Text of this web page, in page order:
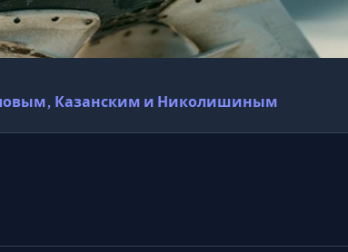
Казанским и Николишиным